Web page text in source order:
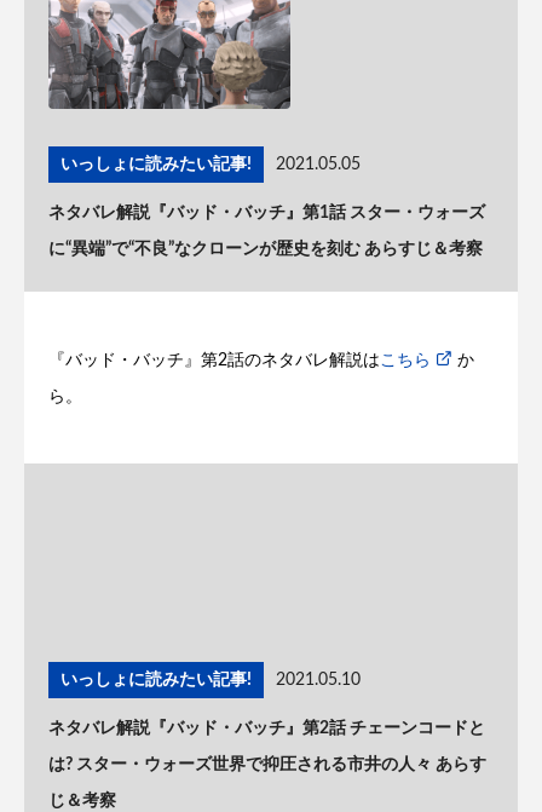
いっしょに読みたい記事! 2021.05.05
ネタバレ解説『バッド・バッチ』第1話 スター・ウォーズ
に“異端”で“不良”なクローンが歴史を刻む あらすじ＆考察
『バッド・バッチ』第2話のネタバレ解説はこちら か
ら。
いっしょに読みたい記事! 2021.05.10
ネタバレ解説『バッド・バッチ』第2話 チェーンコードと
は? スター・ウォーズ世界で抑圧される市井の人々 あらす
じ＆考察